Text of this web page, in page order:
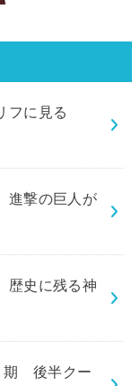
フに見る
進撃の巨人が
歴史に残る神
期 後半クー